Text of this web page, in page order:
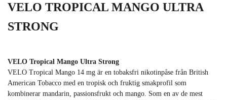
VELO TROPICAL MANGO ULTRA
STRONG
VELO Tropical Mango Ultra Strong
VELO Tropical Mango 14 mg är en tobaksfri nikotinpåse från British
American Tobacco med en tropisk och fruktig smakprofil som
kombinerar mandarin, passionsfrukt och mango. Som en av de mest